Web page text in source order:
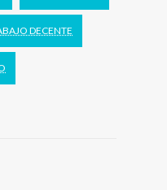
DECENTE